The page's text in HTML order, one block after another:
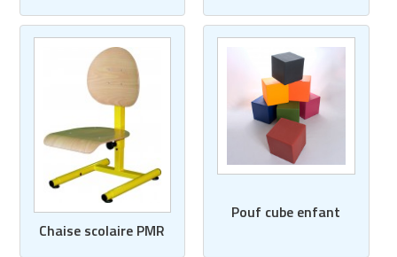
Chaise scolaire PMR
Pouf cube enfant